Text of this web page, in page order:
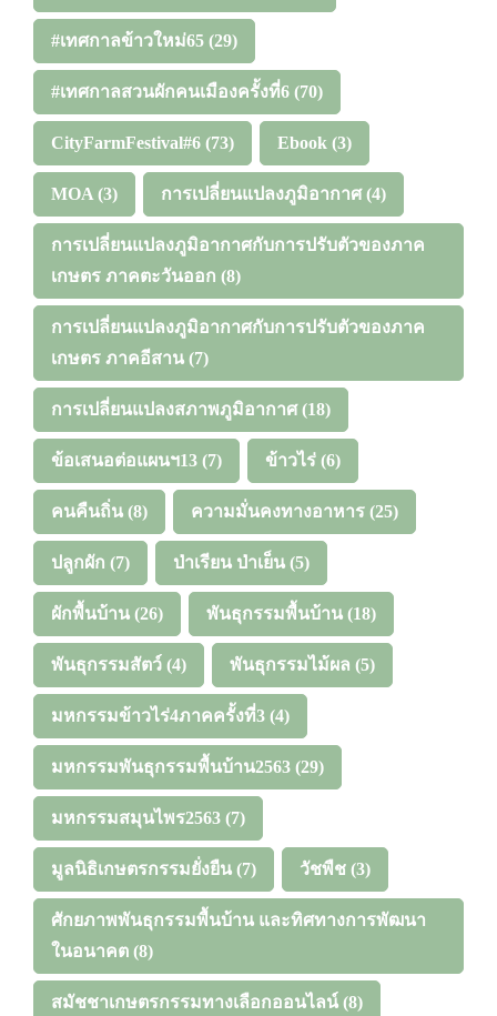
#เทศกาลข้าวใหม่65 (29)
#เทศกาลสวนผักคนเมืองครั้งที่6 (70)
CityFarmFestival#6 (73) Ebook (3)
MOA (3) การเปลี่ยนแปลงภูมิอากาศ(4)
การเปลี่ยนแปลงภูมิอากาศกับการปรับตัวของภาค
เกษตร ภาคตะวันออก (8)
การเปลี่ยนแปลงภูมิอากาศกับการปรับตัวของภาค
เกษตร ภาคอีสาน (7)
การเปลี่ยนแปลงสภาพภูมิอากาศ(18)
ข้อเสนอต่อแผนฯ13 (7) ข้าวไร่ (6)
คนคืนถิ่น (8) ความมั่นคงทางอาหาร (25)
ปลูกผัก (7) ป่าเรียน ป่าเย็น (5)
ผักพื้นบ้าน (26) พันธุกรรมพื้นบ้าน (18)
พันธุกรรมสัตว์ (4) พันธุกรรมไม้ผล (5)
มหกรรมข้าวไร่4ภาคครั้งที่3 (4)
มหกรรมพันธุกรรมพื้นบ้าน2563 (29)
มหกรรมสมุนไพร2563 (7)
มูลนิธิเกษตรกรรมยั่งยืน (7) วัชพืช (3)
ศักยภาพพันธุกรรมพื้นบ้าน และทิศทางการพัฒนา
ในอนาคต (8)
สมัชชาเกษตรกรรมทางเลือกออนไลน์ (8)